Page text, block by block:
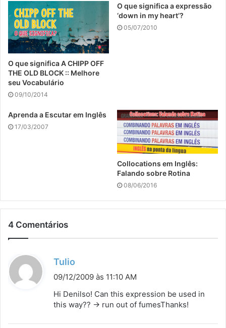
O que significa A CHIPP OFF
THE OLD BLOCK :: Melhore
seu Vocabulário
09/10/2014
O que significa a expressão
‘down in my heart’?
05/07/2010
Aprenda a Escutar em Inglês
17/03/2007
Collocations em Inglês:
Falando sobre Rotina
08/06/2016
4 Comentários
Tulio
i
s
09/12/2009 às 11:10 AM
Hi Denilso! Can this expression be used in
this way?? -> run out of fumesThanks!